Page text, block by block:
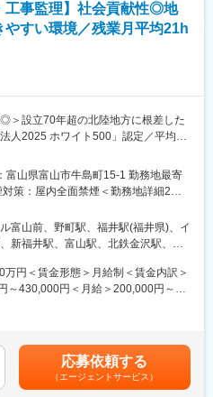
業企画部門だけではなく、複数の部
ーテーションを通じてキャリアを形
、ゼロベースからのサービス開発に
ン、通信、自治体など、多数の中途
務範囲が多岐に渡るため、それぞれ
り組みを、北陸に留まらず、全国の
後、業容拡大が見込める当社のカー
員として、携わることが出来ます。
い水力比率を強みとし多種多様な電
ーミックスで低廉な電力提供を可能
定に該当する場合寮や社宅へご入居
：フレックス・残業平均月21h・平
工事監理】社会貢献性◎地
すい環境／残業月平均21h
＞設立70年超の北陸地方に根差した
人2025 ホワイト500」認定／平均勤
大切な仕事を担うやりがい◎～
点検・設計・工事管理・系統運用に
引越費用や移動費用は支給◎
や社宅へご入居可能◎
富山県富山市牛島町15-1 勤務地最寄
策：屋内全面禁煙＜勤務地詳細2＞
下本多町六番丁11番地 勤務地最寄
喫煙対策：屋内全面禁煙＜勤務地詳
井市日之出1丁目4番1号 勤務地最寄
富山前、野町駅、福井駅(福井県)、イ
新福井駅、富山駅、北鉄金沢駅、福
円＜賃金形態＞月給制＜賃金内訳＞
～430,000円＜月給＞200,000円～
額)は固定手当を含めた表記です。
応募依頼する
（エージェントサービス）